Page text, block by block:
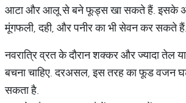
आटा और आलू से बने फूड्स खा सकते हैं. इसके
मूंगफली, दही, और पनीर का भी सेवन कर सकते हैं.
नवरात्रि व्रत के दौरान शक्कर और ज्यादा
बचना चाहिए. दरअसल, इस तरह का फूड वजन
सकता है.